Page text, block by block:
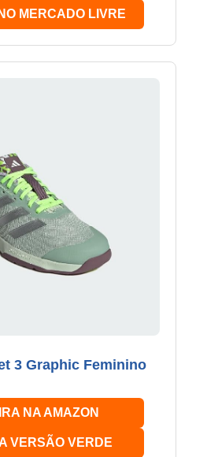
MERCADO LIVRE
3 Graphic Feminino
NA AMAZON
VERSÃO VERDE